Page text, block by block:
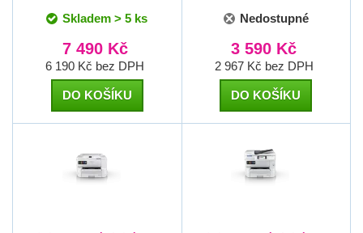
Skladem > 5 ks
7 490 Kč
6 190 Kč bez DPH
DO KOŠÍKU
Nedostupné
3 590 Kč
2 967 Kč bez DPH
DO KOŠÍKU